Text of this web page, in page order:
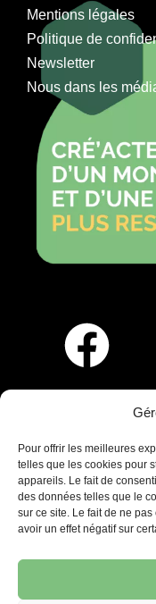
Pour offrir les meilleures
telles que les cookies pour
appareils. Le fait de
des données telles que le
sur ce site. Le fait de ne
avoir un effet négatif sur
Mentions légales
Politique de
Newsletter
Nous dans les
Saint-Germain-En-
Ligne R2-Nord
Tramway T13
20mins à pied du